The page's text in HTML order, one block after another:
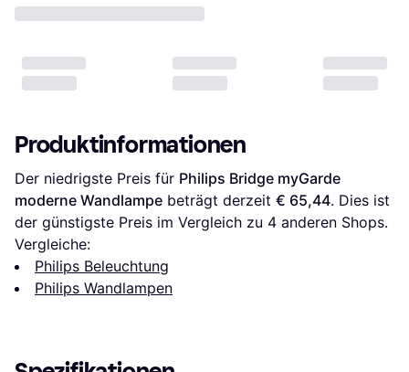
Produktinformationen
Der niedrigste Preis für Philips Bridge myGarde
moderne Wandlampe beträgt derzeit € 65,44. Dies ist
der günstigste Preis im Vergleich zu 4 anderen Shops.
Vergleiche:
Philips Beleuchtung
Philips Wandlampen